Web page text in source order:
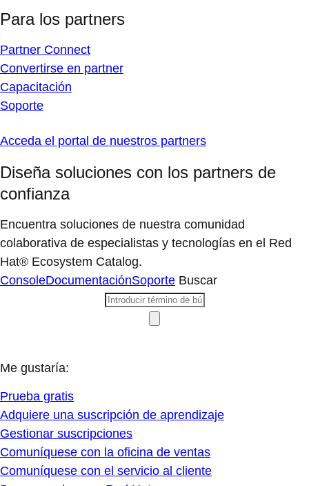
Para los partners
Partner Connect
Convertirse en partner
Capacitación
Soporte
Acceda el portal de nuestros partners
Diseña soluciones con los partners de
confianza
Encuentra soluciones de nuestra comunidad
colaborativa de especialistas y tecnologías en el Red
Hat® Ecosystem Catalog.
ConsoleDocumentaciónSoporte Buscar
Me gustaría:
Prueba gratis
Adquiere una suscripción de aprendizaje
Gestionar suscripciones
Comuníquese con la oficina de ventas
Comuníquese con el servicio al cliente